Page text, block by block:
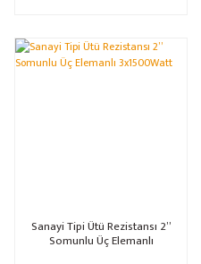
Sanayi Tipi Ütü Rezistansı 2”
Somunlu Üç Elemanlı